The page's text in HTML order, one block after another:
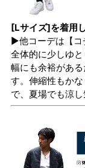
[Lサイズ]を着用
▶他コーデは 【
全体的に少しゆ
幅にも余裕があ
す。伸縮性もか
で、夏場でも涼し